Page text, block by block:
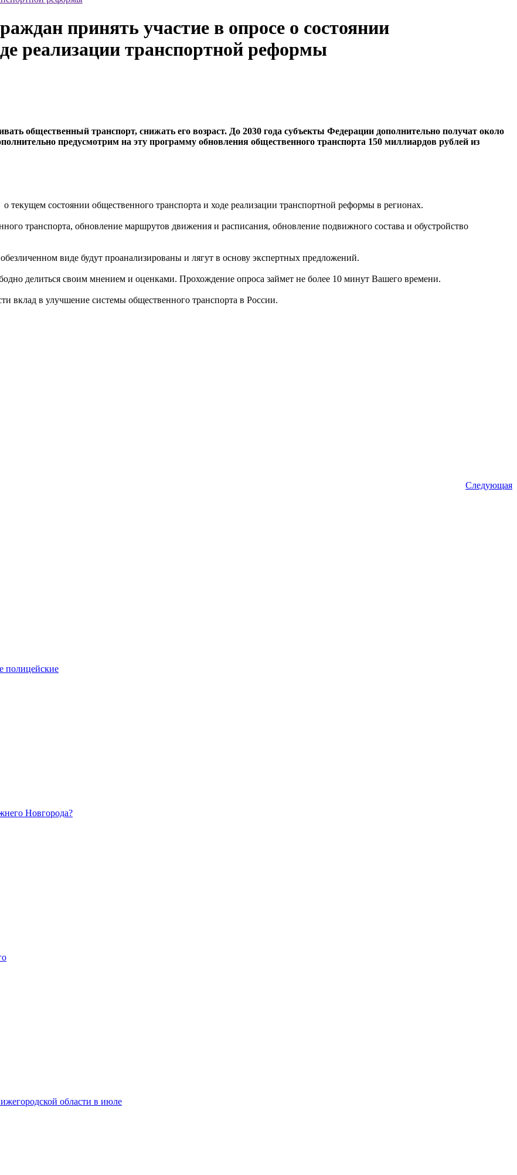
принять участие в опросе о состоянии
реализации транспортной реформы
общественный транспорт, снижать его возраст. До 2030 года субъекты Федерации дополнительно получат около
предусмотрим на эту программу обновления общественного транспорта 150 миллиардов рублей из
о текущем состоянии общественного транспорта и ходе реализации транспортной реформы в регионах.
транспорта, обновление маршрутов движения и расписания, обновление подвижного состава и обустройство
виде будут проанализированы и лягут в основу экспертных предложений.
делиться своим мнением и оценками. Прохождение опроса займет не более 10 минут Вашего времени.
вклад в улучшение системы общественного транспорта в России.
Следующая
полицейские
Новгорода?
области в июле